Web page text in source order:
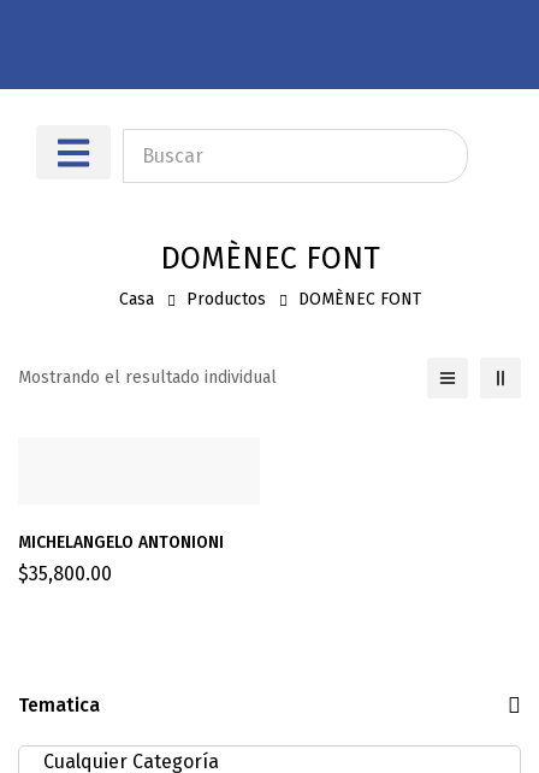
DOMÈNEC FONT
Casa Productos DOMÈNEC FONT
Tematica
Mostrando el resultado individual
MICHELANGELO ANTONIONI
$35,800.00